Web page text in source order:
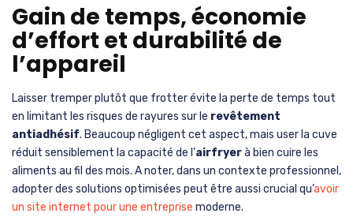
Gain de temps, économie
d’effort et durabilité de
l’appareil
Laisser tremper plutôt que frotter évite la perte de temps tout
en limitant les risques de rayures sur le revêtement
antiadhésif. Beaucoup négligent cet aspect, mais user la cuve
réduit sensiblement la capacité de l’airfryerà bien cuire les
aliments au fil des mois. A noter, dans un contexte professionnel,
adopter des solutions optimisées peut être aussi crucial qu’avoir
un site internet pour une entreprise moderne.